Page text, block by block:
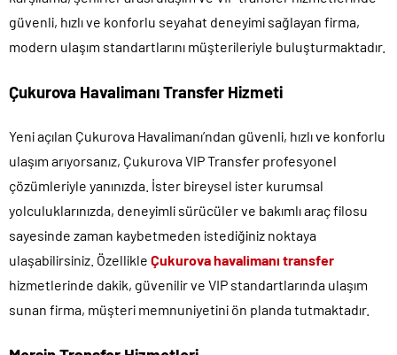
güvenli, hızlı ve konforlu seyahat deneyimi sağlayan firma,
modern ulaşım standartlarını müşterileriyle buluşturmaktadır.
Çukurova Havalimanı Transfer Hizmeti
Yeni açılan Çukurova Havalimanı’ndan güvenli, hızlı ve konforlu
ulaşım arıyorsanız, Çukurova VIP Transfer profesyonel
çözümleriyle yanınızda. İster bireysel ister kurumsal
yolculuklarınızda, deneyimli sürücüler ve bakımlı araç filosu
sayesinde zaman kaybetmeden istediğiniz noktaya
ulaşabilirsiniz. Özellikle Çukurova havalimanı transfer
hizmetlerinde dakik, güvenilir ve VIP standartlarında ulaşım
sunan firma, müşteri memnuniyetini ön planda tutmaktadır.